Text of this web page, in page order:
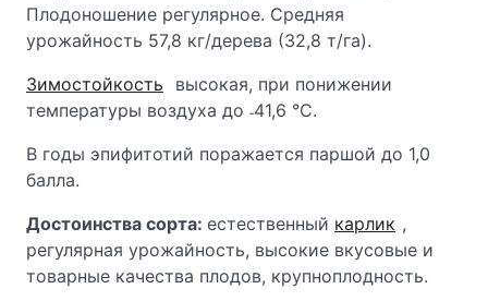
Плодоношение регулярное. Средняя
урожайность 57,8 кг/дерева (32,8 т/га).
Зимостойкость
высокая, при понижении
температуры воздуха до ˗41,6 °С.
В годы эпифитотий поражается паршой до 1,0
балла.
Достоинства сорта: естественный карлик ,
регулярная урожайность, высокие вкусовые и
товарные качества плодов, крупноплодность.